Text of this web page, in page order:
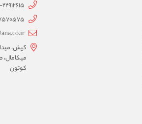
22912615
کیش،
کوتون